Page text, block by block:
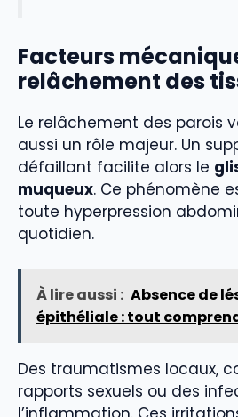
Facteurs
relâchement des
Le relâchement des parois
aussi un rôle majeur. Un
défaillant facilite alors le
muqueux. Ce phénomène
toute hyperpression
quotidien.
À lire aussi : Absence de
épithéliale : tout
Des traumatismes locaux,
rapports sexuels ou des